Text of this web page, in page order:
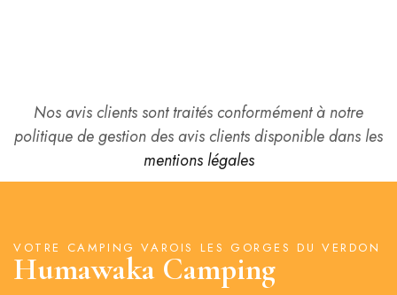
Nos avis clients sont traités conformément à notre
politique de gestion des avis clients disponible dans les
mentions légales
VOTRE CAMPING VAROIS LES GORGES DU VERDON
Humawaka Camping